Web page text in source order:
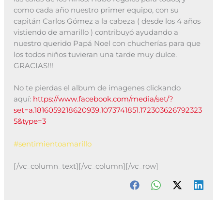
como cada año nuestro primer equipo, con su
capitán Carlos Gómez a la cabeza ( desde los 4 años
vistiendo de amarillo ) contribuyó ayudando a
nuestro querido Papá Noel con chucherías para que
los todos niños tuvieran una tarde muy dulce.
GRACIAS!!!
No te pierdas el album de imagenes clickando
aquí: https://www.facebook.com/media/set/?
set=a.1816059218620939.1073741851.172303626792323
5&type=3
‪#‎sentimientoamarillo‬
[/vc_column_text][/vc_column][/vc_row]